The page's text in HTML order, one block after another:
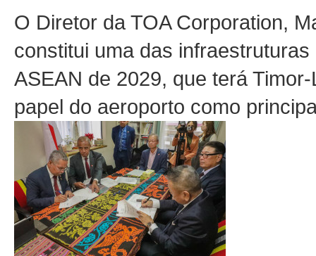
O Diretor da TOA Corporation,
constitui uma das
ASEAN de 2029, que terá
papel do aeroporto como